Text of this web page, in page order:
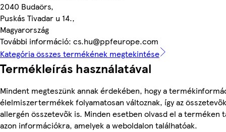
2040 Budaörs,
Puskás Tivadar u 14.,
Magyarország
További információ: cs.hu@ppfeurope.com
Kategória összes termékének megtekintése
Termékleírás használatával
Mindent megteszünk annak érdekében, hogy a
élelmiszertermékek folyamatosan változnak, így az
allergén összetevők is. Minden esetben olvasd el a terméken
azon információkra, amelyek a weboldalon találhatóak.